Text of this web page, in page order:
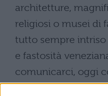
architetture,
religiosi o musei di
tutto sempre
e fastosità
comunicarci, oggi
meraviglia ed